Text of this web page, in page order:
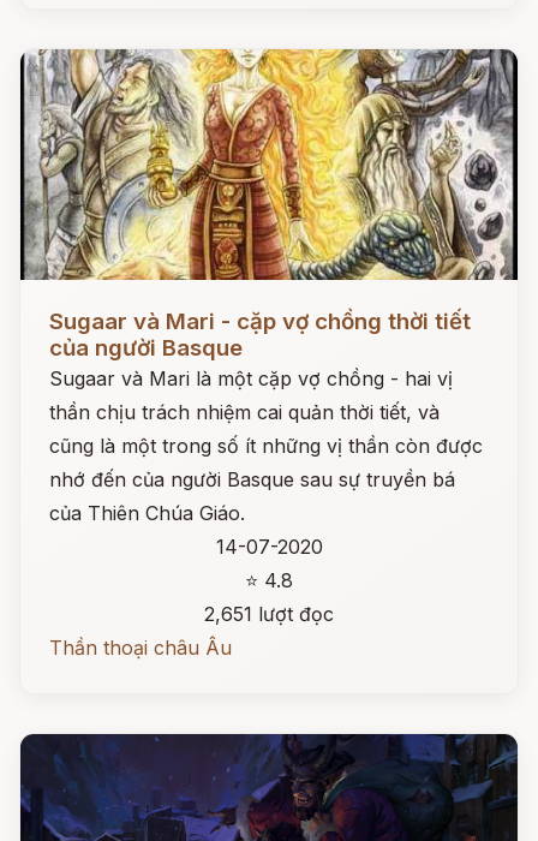
Sugaar và Mari - cặp vợ chồng thời tiết
của người Basque
Sugaar và Mari là một cặp vợ chồng - hai vị
thần chịu trách nhiệm cai quản thời tiết, và
cũng là một trong số ít những vị thần còn được
nhớ đến của người Basque sau sự truyền bá
của Thiên Chúa Giáo.
14-07-2020
⭐ 4.8
2,651 lượt đọc
Thần thoại châu Âu